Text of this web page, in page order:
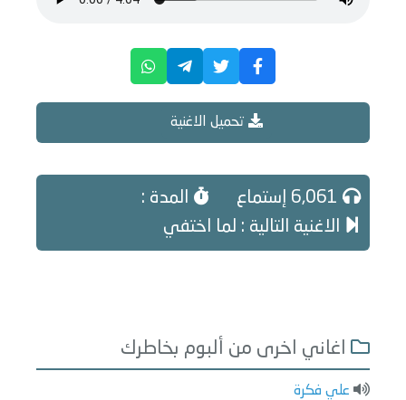
تحميل الاغنية
المدة :
الاغنية التالية : لما اختفي
اغاني اخرى من ألبوم بخاطرك
علي فكرة